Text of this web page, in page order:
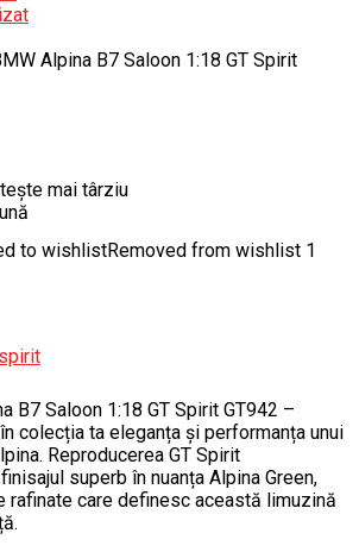
Alpina B7 Saloon 1:18 GT Spirit
mai târziu
to wishlistRemoved from wishlist 1
B7 Saloon 1:18 GT Spirit GT942 –
colecția ta eleganța și performanța unui
Reproducerea GT Spirit
superb în nuanța Alpina Green,
rafinate care definesc această limuzină